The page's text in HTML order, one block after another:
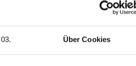
Über Cookies